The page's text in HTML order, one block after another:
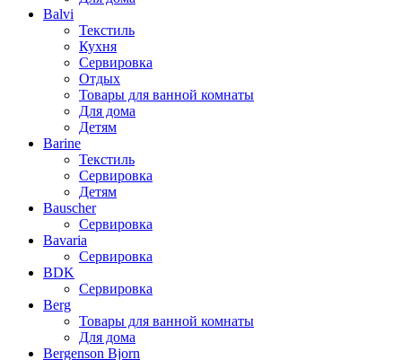
Balvi
Текстиль
Кухня
Сервировка
Отдых
Товары для ванной комнаты
Для дома
Детям
Barine
Текстиль
Сервировка
Детям
Bauscher
Сервировка
Bavaria
Сервировка
BDK
Сервировка
Berg
Товары для ванной комнаты
Для дома
Bergenson Bjorn